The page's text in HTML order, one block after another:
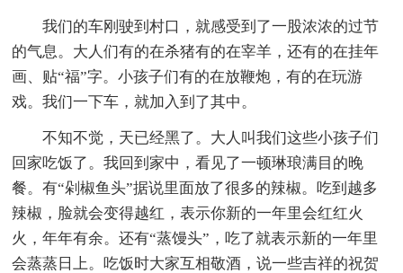
我们的车刚驶到村口，就感受到了一股浓浓的过节
的气息。大人们有的在杀猪有的在宰羊，还有的在挂年
画、贴“福”字。小孩子们有的在放鞭炮，有的在玩游
戏。我们一下车，就加入到了其中。
不知不觉，天已经黑了。大人叫我们这些小孩子们
回家吃饭了。我回到家中，看见了一顿琳琅满目的晚
餐。有“剁椒鱼头”据说里面放了很多的辣椒。吃到越多
辣椒，脸就会变得越红，表示你新的一年里会红红火
火，年年有余。还有“蒸馒头”，吃了就表示新的一年里
会蒸蒸日上。吃饭时大家互相敬酒，说一些吉祥的祝贺